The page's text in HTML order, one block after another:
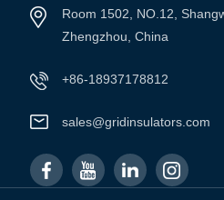
Room 1502, NO.12,
Zhengzhou, China
+86-18937178812
sales@gridinsulators.com